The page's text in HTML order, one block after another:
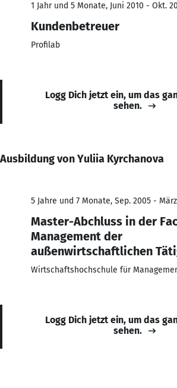
1 Jahr und 5 Monate, Juni 2010 - Okt.
Kundenbetreuer
Profilab
Logg Dich jetzt ein, um das
sehen.
Ausbildung von Yuliia Kyrchanova
5 Jahre und 7 Monate, Sep. 2005 - März
Master-Abchluss in der
Management der
außenwirtschaftlichen
Wirtschaftshochschule für
Logg Dich jetzt ein, um das
sehen.